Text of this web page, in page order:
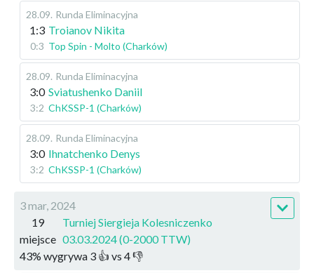
28.09. Runda Eliminacyjna
1:3 Troianov Nikita
0:3 Top Spin - Molto (Charków)
28.09. Runda Eliminacyjna
3:0 Sviatushenko Daniil
3:2 ChKSSP-1 (Charków)
28.09. Runda Eliminacyjna
3:0 Ihnatchenko Denys
3:2 ChKSSP-1 (Charków)
3 mar, 2024
19
miejsce
Turniej Siergieja Kolesniczenko
03.03.2024 (0-2000 TTW)
43% wygrywa 3 👍 vs 4👎